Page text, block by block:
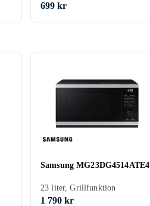
699 kr
Samsung MG23DG4514ATE4
23 liter, Grillfunktion
1 790 kr